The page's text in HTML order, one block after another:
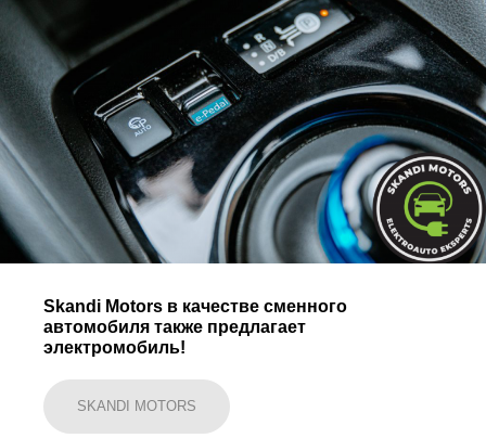
Skandi Motors в качестве сменного
автомобиля также предлагает
электромобиль!
SKANDI MOTORS